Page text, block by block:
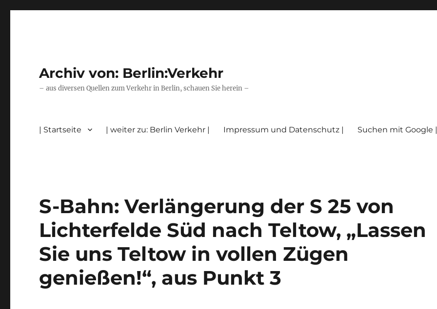
Archiv von: Berlin:Verkehr
– aus diversen Quellen zum Verkehr in Berlin, schauen Sie herein –
| Startseite | weiter zu: Berlin Verkehr | Impressum und Datenschutz | Suchen mit Google |
S-Bahn: Verlängerung der S 25 von
Lichterfelde Süd nach Teltow, „Lassen
Sie uns Teltow in vollen Zügen
genießen!“, aus Punkt 3